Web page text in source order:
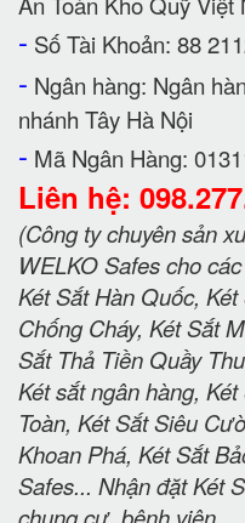
- Số Tài Khoản: 88
- Ngân hàng: Ngân
nhánh Tây Hà Nội
- Mã Ngân Hàng:
Liên hệ:
(Công ty chuyên sản
WELKO Safes cho
Két Sắt Hàn Quốc,
Chống Cháy, Két Sắt
Sắt Thả Tiền Quầy
Két sắt ngân hàng,
Toàn, Két Sắt Siêu
Khoan Phá, Két Sắt
Safes... Nhận đặt Két